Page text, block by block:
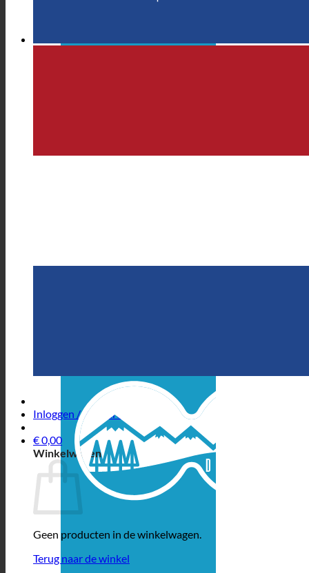
Inloggen / Registreren
€0,00
Winkelwagen
Geen producten in de winkelwagen.
Terug naar de winkel